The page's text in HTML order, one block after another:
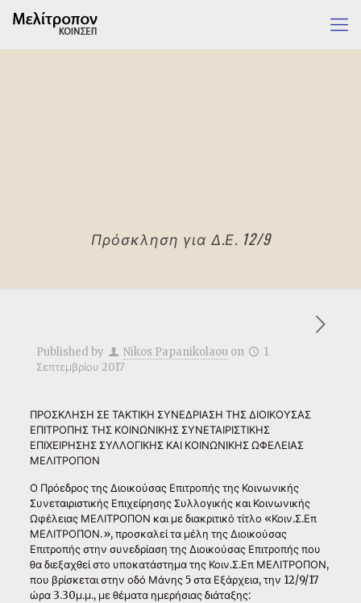
Πρόσκληση για Δ.Ε. 12/9
Published by Nikos Papanikolaou on
1
Σεπτεμβρίου 2017
ΠΡΟΣΚΛΗΣΗ ΣΕ ΤΑΚΤΙΚΗ ΣΥΝΕΔΡΙΑΣΗ ΤΗΣ ΔΙΟΙΚΟΥΣΑΣ
ΕΠΙΤΡΟΠΗΣ ΤΗΣ ΚΟΙΝΩΝΙΚΗΣ ΣΥΝΕΤΑΙΡΙΣΤΙΚΗΣ
ΕΠΙΧΕΙΡΗΣΗΣ ΣΥΛΛΟΓΙΚΗΣ ΚΑΙ ΚΟΙΝΩΝΙΚΗΣ ΩΦΕΛΕΙΑΣ
ΜΕΛΙΤΡΟΠΟΝ
Ο Πρόεδρος της Διοικούσας Επιτροπής της Κοινωνικής
Συνεταιριστικής Επιχείρησης Συλλογικής και Κοινωνικής
Ωφέλειας ΜΕΛΙΤΡΟΠΟΝ και με διακριτικό τίτλο «Κοιν.Σ.Επ
ΜΕΛΙΤΡΟΠΟΝ.», προσκαλεί τα μέλη της Διοικούσας
Επιτροπής στην συνεδρίαση της Διοικούσας Επιτροπής που
θα διεξαχθεί στο υποκατάστημα της Κοιν.Σ.Επ ΜΕΛΙΤΡΟΠΟΝ,
που βρίσκεται στην οδό Μάνης 5 στα Εξάρχεια, την 12/9/17
ώρα 3.30μ.μ., με θέματα ημερήσιας διάταξης: